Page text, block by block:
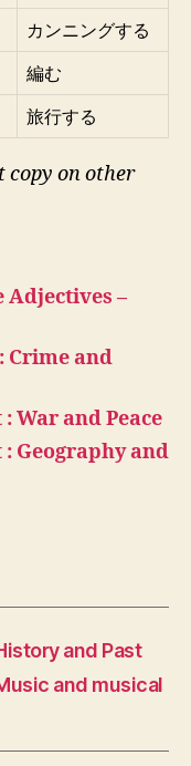
カンニングする
編む
旅行する
copy on other
Adjectives –
Crime and
War and Peace
Geography and
and Past
and musical